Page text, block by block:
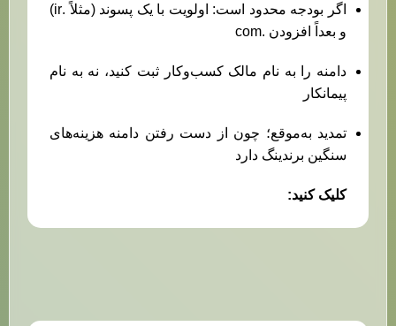
اگر بودجه محدود است: اولویت با یک پسوند (مثلاً .ir)
و بعداً افزودن .com
دامنه را به نام مالک کسب‌وکار ثبت کنید، نه به نام
پیمانکار
تمدید به‌موقع؛ چون از دست رفتن دامنه هزینه‌های
سنگین برندینگ دارد
کلیک کنید: